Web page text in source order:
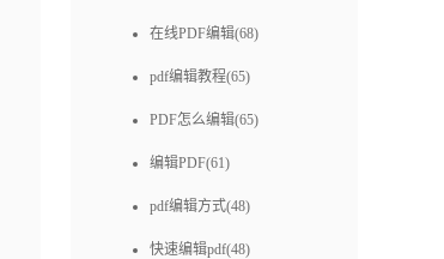
在线PDF编辑(68)
pdf编辑教程(65)
PDF怎么编辑(65)
编辑PDF(61)
pdf编辑方式(48)
快速编辑pdf(48)